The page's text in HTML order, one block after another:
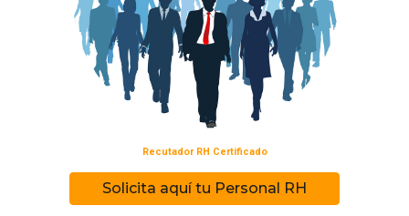
Recutador RH Certificado
Solicita aquí tu Personal RH